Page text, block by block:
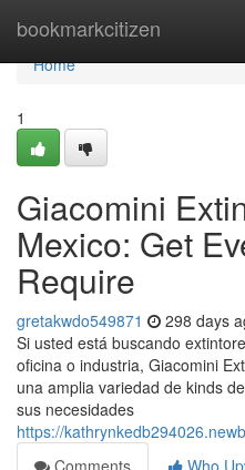
bookmarkcitizen
Home
Home
1
Giacomini
Mexico: Get
Require
gretakwdo549871 298 days
Si usted está buscando
oficina o industria, Giacomini
una amplia variedad de kinds
sus necesidades
https://
Comments
Who